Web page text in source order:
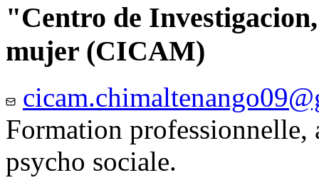
"Centro de
mujer (CICAM)
Formation professionnelle,
psycho sociale.